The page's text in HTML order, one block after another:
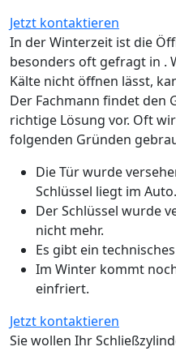
Jetzt kontaktieren
In der Winterzeit ist die
besonders oft gefragt in .
Kälte nicht öffnen lässt,
Der Fachmann findet den
richtige Lösung vor. Oft
folgenden Gründen
Die Tür wurde
Schlüssel liegt im Auto.
Der Schlüssel wurde
nicht mehr.
Es gibt ein
Im Winter kommt
einfriert.
Jetzt kontaktieren
Sie wollen Ihr